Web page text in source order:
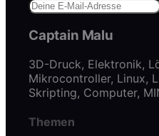
Captain Malu
3D-Druck, Elektronik,
Mikrocontroller, Linux,
Skripting, Computer,
Themen